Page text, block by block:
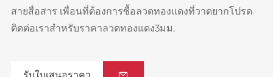
สายสื่อสาร เพื่อนที่ต้องการซื้อลวดทองแดงที่วาดยากโปรด
ติดต่อเราสำหรับราคาลวดทองแดง3มม.